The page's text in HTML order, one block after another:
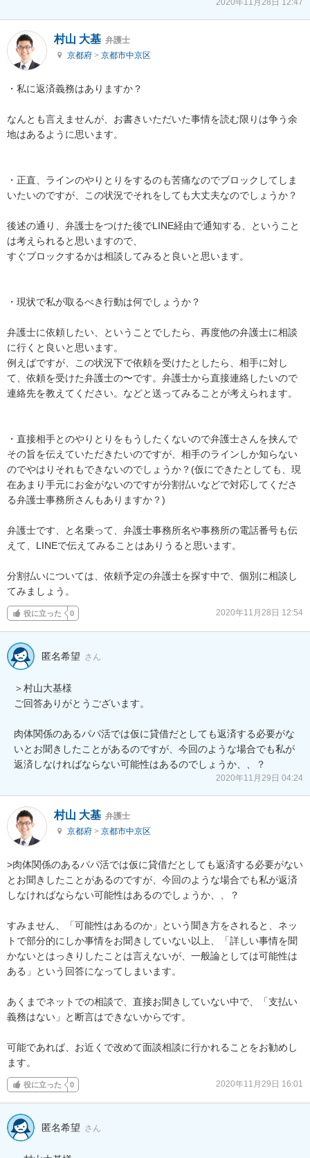
村山 大基 弁護士
京都府 > 京都市中京区
・私に返済義務はありますか？
なんとも言えませんが、お書きいただいた事情を読む限りは争う余
地はあるように思います。
・正直、ラインのやりとりをするのも苦痛なのでブロックしてしま
いたいのですが、この状況でそれをしても大丈夫なのでしょうか？
後述の通り、弁護士をつけた後でLINE経由で通知する、ということ
は考えられると思いますので、
すぐブロックするかは相談してみると良いと思います。
・現状で私が取るべき行動は何でしょうか？
弁護士に依頼したい、ということでしたら、再度他の弁護士に相談
に行くと良いと思います。
例えばですが、この状況下で依頼を受けたとしたら、相手に対し
て、依頼を受けた弁護士の〜です。弁護士から直接連絡したいので
連絡先を教えてください。などと送ってみることが考えられます。
・直接相手とのやりとりをもうしたくないので弁護士さんを挟んで
その旨を伝えていただきたいのですが、相手のラインしか知らない
のでやはりそれもできないのでしょうか？(仮にできたとしても、現
在あまり手元にお金がないのですが分割払いなどで対応してくださ
る弁護士事務所さんもありますか？)
弁護士です、と名乗って、弁護士事務所名や事務所の電話番号も伝
えて、LINEで伝えてみることはありうると思います。
分割払いについては、依頼予定の弁護士を探す中で、個別に相談し
てみましょう。
役に立った 0 2020年11月28日 12:54
匿名希望 さん
＞村山大基様
ご回答ありがとうございます。
肉体関係のあるパパ活では仮に貸借だとしても返済する必要がな
いとお聞きしたことがあるのですが、今回のような場合でも私が
返済しなければならない可能性はあるのでしょうか、、？
2020年11月29日 04:24
村山 大基 弁護士
京都府 > 京都市中京区
>肉体関係のあるパパ活では仮に貸借だとしても返済する必要がない
とお聞きしたことがあるのですが、今回のような場合でも私が返済
しなければならない可能性はあるのでしょうか、、？
すみません、「可能性はあるのか」という聞き方をされると、ネッ
トで部分的にしか事情をお聞きしていない以上、「詳しい事情を聞
かないとはっきりしたことは言えないが、一般論としては可能性は
ある」という回答になってしまいます。
あくまでネットでの相談で、直接お聞きしていない中で、「支払い
義務はない」と断言はできないからです。
可能であれば、お近くで改めて面談相談に行かれることをお勧めし
ます。
役に立った 0 2020年11月29日 16:01
匿名希望 さん